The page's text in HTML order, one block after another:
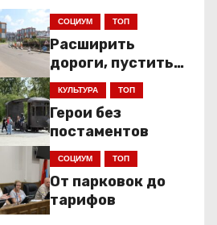
СОЦИУМ ТОП
Расширить
дороги, пустить
низкопольники
КУЛЬТУРА ТОП
Герои без
постаментов
СОЦИУМ ТОП
От парковок до
тарифов